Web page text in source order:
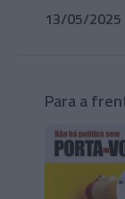
13/05/2025
Para a